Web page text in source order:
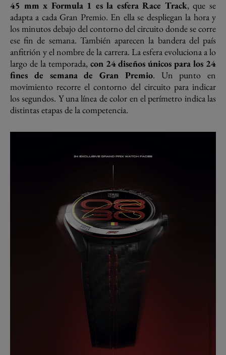
45 mm x Formula 1 es la esfera Race Track, que se
adapta a cada Gran Premio. En ella se despliegan la hora y
los minutos debajo del contorno del circuito donde se corre
ese fin de semana. También aparecen la bandera del país
anfitrión y el nombre de la carrera. La esfera evoluciona a lo
largo de la temporada, con 24 diseños únicos para los 24
fines de semana de Gran Premio. Un punto en
movimiento recorre el contorno del circuito para indicar
los segundos. Y una línea de color en el perímetro indica las
distintas etapas de la competencia.